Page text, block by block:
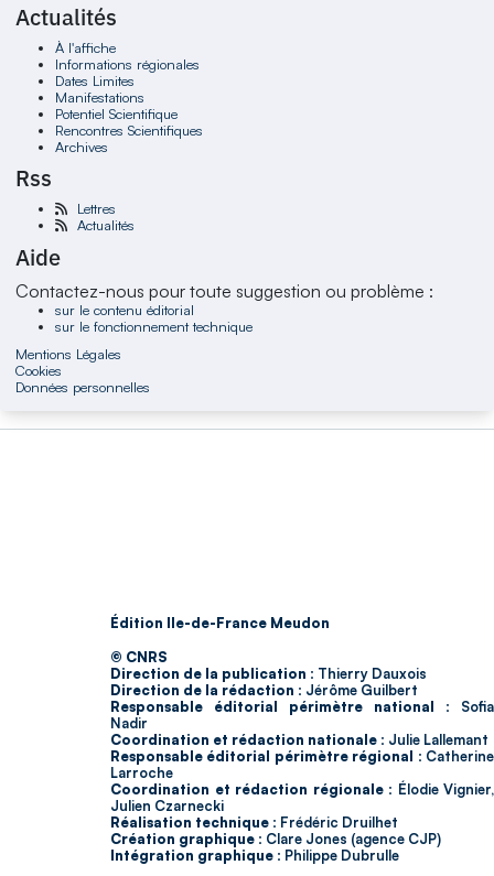
Actualités
À l'affiche
Informations régionales
Dates Limites
Manifestations
Potentiel Scientifique
Rencontres Scientifiques
Archives
Rss
Lettres
Actualités
Aide
Contactez-nous pour toute suggestion ou problème :
sur le contenu éditorial
sur le fonctionnement technique
Mentions Légales
Cookies
Données personnelles
Édition Ile-de-France Meudon
© CNRS
Direction de la publication : Thierry Dauxois
Direction de la rédaction : Jérôme Guilbert
Responsable éditorial périmètre national : Sofia
Nadir
Coordination et rédaction nationale : Julie Lallemant
Responsable éditorial périmètre régional : Catherine
Larroche
Coordination et rédaction régionale : Élodie Vignier,
Julien Czarnecki
Réalisation technique : Frédéric Druilhet
Création graphique : Clare Jones (agence CJP)
Intégration graphique : Philippe Dubrulle